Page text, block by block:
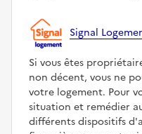
Signal
Si vous êtes
non décent, vous ne
votre logement. Pour
situation et remédier
différents dispositifs